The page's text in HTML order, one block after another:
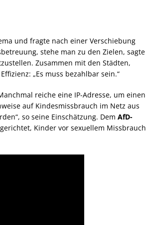
und fragte nach einer Verschiebung
stehe man zu den Zielen, sagte
Zusammen mit den Städten,
„Es muss bezahlbar sein.“
reiche eine IP-Adresse, um einen
auf Kindesmissbrauch im Netz aus
so seine Einschätzung. Dem AfD-
Kinder vor sexuellem Missbrauch